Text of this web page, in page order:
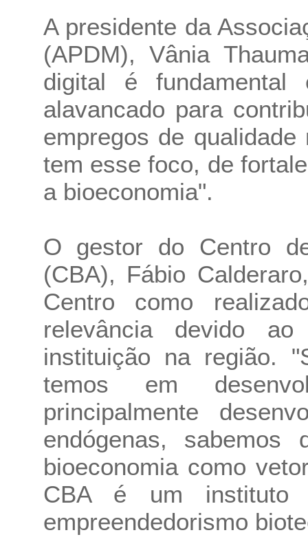
A presidente da
(APDM), Vânia
digital é
alavancado para
empregos de
tem esse foco, de
a bioeconomia".
O gestor do Centro
(CBA), Fábio
Centro como
relevância devido ao
instituição na região.
temos em
principalmente
endógenas, sabemos
bioeconomia como
CBA é um instituto
empreendedorismo